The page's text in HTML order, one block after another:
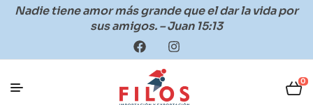
Nadie tiene amor más grande que el dar la vida por
sus amigos. – Juan 15:13
0